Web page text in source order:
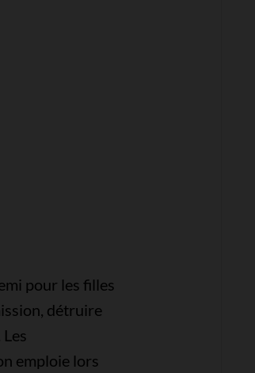
pour les filles
détruire
emploie lors